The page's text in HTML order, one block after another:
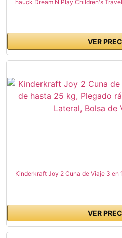
hauck Dream N Play Children's
VER
Kinderkraft Joy 2 Cuna de Viaje 3 en
VER